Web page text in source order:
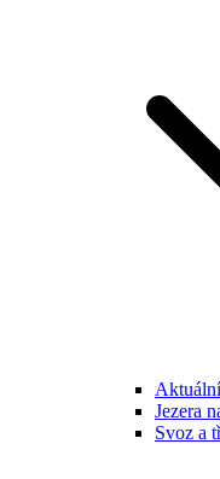
Jezera
Svoz a